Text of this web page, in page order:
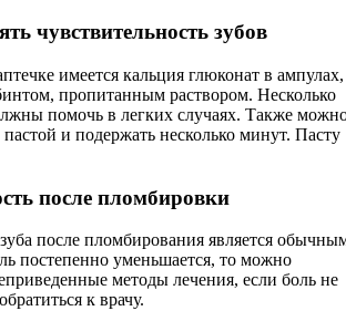
чувствительность зубов
имеется кальция глюконат в ампулах,
пропитанным раствором. Несколько
помочь в легких случаях. Также
пастой и подержать несколько минут. Пасту
после пломбировки
после пломбирования является
постепенно уменьшается, то можно
методы лечения, если боль не
к врачу.